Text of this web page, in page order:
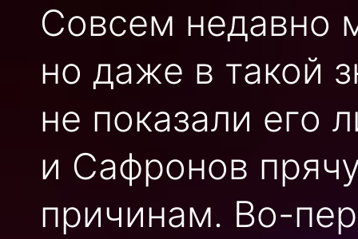
Совсем недавно
но даже в такой
не показали его
и Сафронов
причинам. Во-